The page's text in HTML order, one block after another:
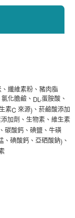
纖維素粉、豬肉脂
化膽鹼、 DL-蛋胺酸、
素C 來源) 、菸鹼酸添加
加劑、生物素、維生素
、碳酸鈣、碘鹽、牛磺
、碘酸鈣、亞硒酸鈉) 、